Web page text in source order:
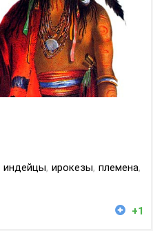
индейцы, ирокезы, племена,
+1